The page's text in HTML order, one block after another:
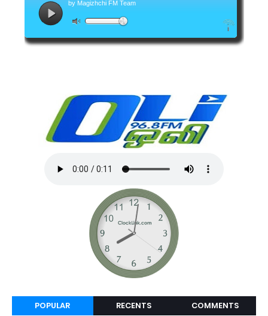
POPULAR RECENTS COMMENTS